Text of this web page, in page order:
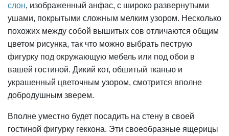
слон, изображенный анфас, с широко развернутыми
ушами, покрытыми сложным мелким узором. Несколько
похожих между собой вышитых сов отличаются общим
цветом рисунка, так что можно выбрать пеструю
фигурку под окружающую мебель или под обои в
вашей гостиной. Дикий кот, обшитый тканью и
украшенный цветочным узором, смотрится вполне
добродушным зверем.
Вполне уместно будет посадить на стену в своей
гостиной фигурку геккона. Эти своеобразные ящерицы